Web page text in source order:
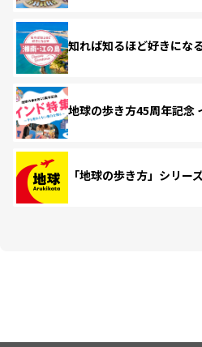
知れば知るほど好きにな
地球の歩き方45周年記念
「地球の歩き方」シリー